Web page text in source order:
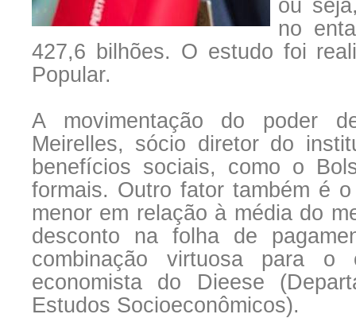
ou
no
427,6 bilhões. O estudo foi
Popular.
A movimentação do poder
Meirelles, sócio diretor do
benefícios sociais, como o
formais. Outro fator também é
menor em relação à média do
desconto na folha de
combinação virtuosa para o
economista do Dieese
Estudos Socioeconômicos).